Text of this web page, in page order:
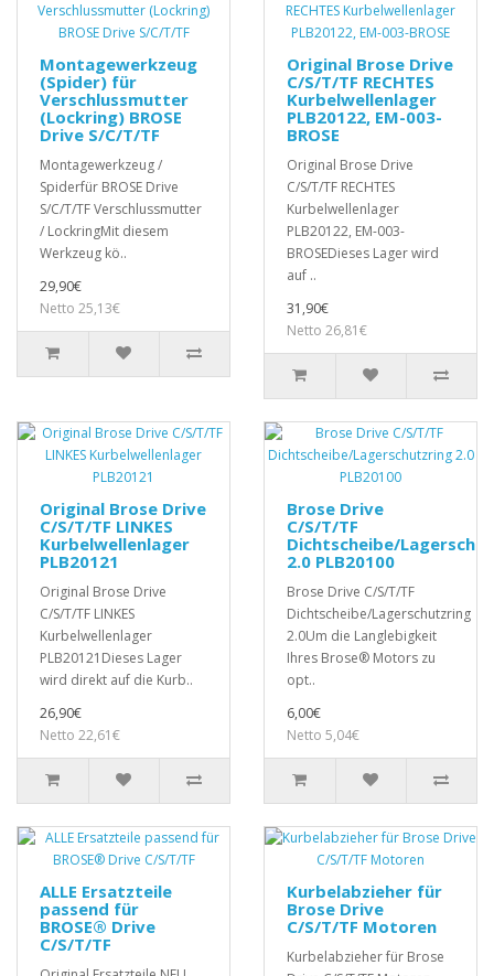
Montagewerkzeug
(Spider) für
Verschlussmutter
(Lockring) BROSE
Drive S/C/T/TF
Montagewerkzeug /
Spiderfür BROSE Drive
S/C/T/TF Verschlussmutter
/ LockringMit diesem
Werkzeug kö..
29,90€
Netto 25,13€
Original Brose Drive
C/S/T/TF RECHTES
Kurbelwellenlager
PLB20122, EM-003-
BROSE
Original Brose Drive
C/S/T/TF RECHTES
Kurbelwellenlager
PLB20122, EM-003-
BROSEDieses Lager wird
auf ..
31,90€
Netto 26,81€
Original Brose Drive
C/S/T/TF LINKES
Kurbelwellenlager
PLB20121
Original Brose Drive
C/S/T/TF LINKES
Kurbelwellenlager
PLB20121Dieses Lager
wird direkt auf die Kurb..
26,90€
Netto 22,61€
Brose Drive
C/S/T/TF
Dichtscheibe/
2.0 PLB20100
Brose Drive C/S/T/TF
Dichtscheibe/Lagerschutzring
2.0Um die Langlebigkeit
Ihres Brose® Motors zu
opt..
6,00€
Netto 5,04€
ALLE Ersatzteile
passend für
BROSE® Drive
C/S/T/TF
Kurbelabzieher für
Brose Drive
C/S/T/TF Motoren
Kurbelabzieher für Brose